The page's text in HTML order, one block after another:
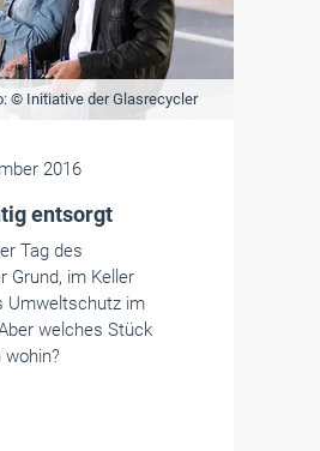
© Initiative der Glasrecycler
2016
entsorgt
Tag des
Grund, im Keller
Umweltschutz im
welches Stück
wohin?